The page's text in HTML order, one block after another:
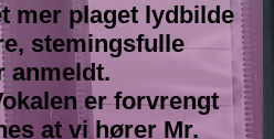
mer plaget lydbilde
stemingsfulle
anmeldt.
er forvrengt
at vi hører Mr.